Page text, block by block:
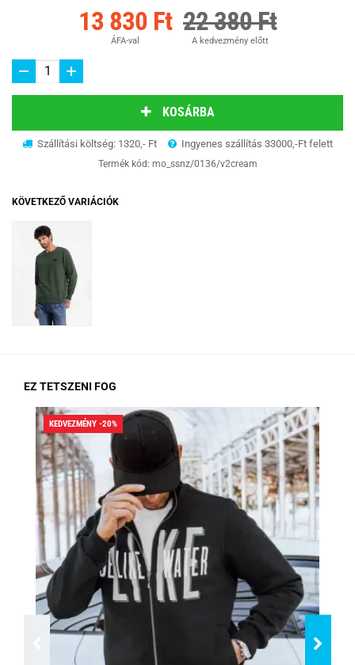
13 830 Ft
ÁFA-val
22 380 Ft
A kedvezmény előtt
KOSÁRBA
Szállítási költség: 1320,- Ft Ingyenes szállítás 33000,-Ft felett
Termék kód: mo_ssnz/0136/v2cream
KÖVETKEZŐ VARIÁCIÓK
EZ TETSZENI FOG
KEDVEZMÉNY -20%